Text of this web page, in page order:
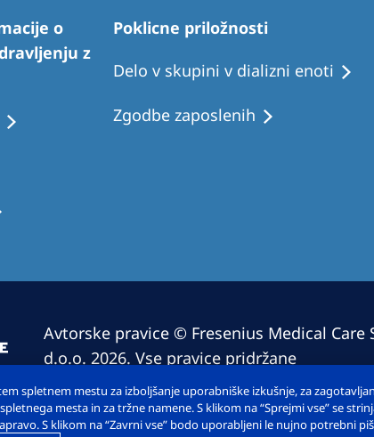
o
z
Poklicne priložnosti
Delo v skupini v dializni enoti
Zgodbe zaposlenih
Avtorske pravice © Fresenius Medical Care
d.o.o. 2026. Vse pravice pridržane
spletnem mestu za izboljšanje uporabniške izkušnje, za
mesta in za tržne namene. S klikom na “Sprejmi vse” se
S klikom na “Zavrni vse” bodo uporabljeni le nujno potrebni